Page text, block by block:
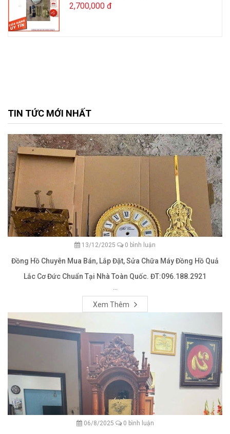
2,700,000 đ
TIN TỨC MỚI NHẤT
13/12/2025 0 bình luận
Đồng Hồ Chuyên Mua Bán, Lắp Đặt, Sửa Chữa Máy Đồng Hồ Quả
Lắc Cơ Đức Chuẩn Tại Nhà Toàn Quốc. ĐT:096.188.2921
Xem Thêm
06/8/2025 0 bình luận